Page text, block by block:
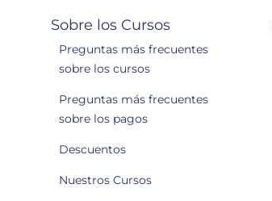
Sobre los Cursos
Preguntas más frecuentes
sobre los cursos
Preguntas más frecuentes
sobre los pagos
Descuentos
Nuestros Cursos